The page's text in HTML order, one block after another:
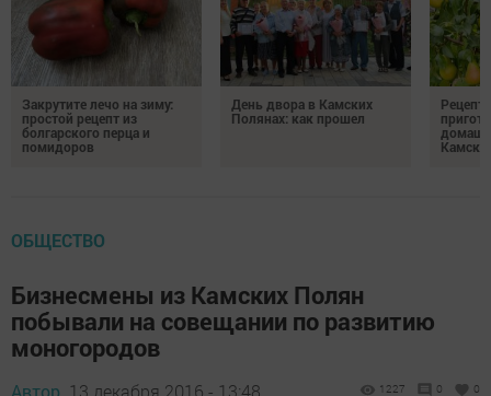
Закрутите лечо на зиму:
простой рецепт из
болгарского перца и
помидоров
День двора в Камских
Полянах: как прошел
ОБЩЕСТВО
Бизнесмены из Камских Полян
побывали на совещании по развитию
моногородов
Автор, 13 декабря 2016 - 13:48 1227 0 0